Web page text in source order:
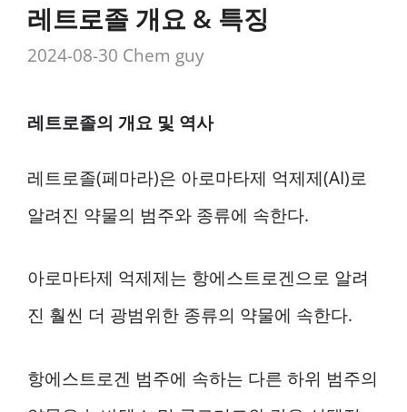
레트로졸 개요 & 특징
2024-08-30 Chem guy
레트로졸의 개요 및 역사
레트로졸(페마라)은 아로마타제 억제제(AI)로
알려진 약물의 범주와 종류에 속한다.
아로마타제 억제제는 항에스트로겐으로 알려
진 훨씬 더 광범위한 종류의 약물에 속한다.
항에스트로겐 범주에 속하는 다른 하위 범주의